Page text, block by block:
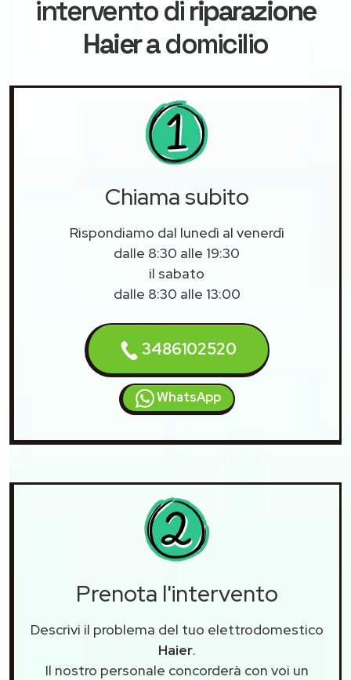
intervento diriparazione
Haiera domicilio
Chiama subito
Rispondiamo dal lunedì al venerdì
dalle 8:30 alle 19:30
il sabato
dalle 8:30 alle 13:00
3486102520
WhatsApp
Prenota l'intervento
Descrivi il problema del tuo elettrodomestico
Haier.
Il nostro personale concorderà con voi un